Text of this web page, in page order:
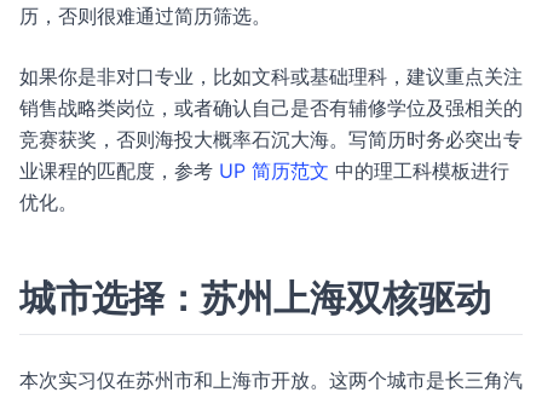
历，否则很难通过简历筛选。
如果你是非对口专业，比如文科或基础理科，建议重点关注
销售战略类岗位，或者确认自己是否有辅修学位及强相关的
竞赛获奖，否则海投大概率石沉大海。写简历时务必突出专
业课程的匹配度，参考 UP 简历范文 中的理工科模板进行
优化。
城市选择：苏州上海双核驱动
本次实习仅在苏州市和上海市开放。这两个城市是长三角汽